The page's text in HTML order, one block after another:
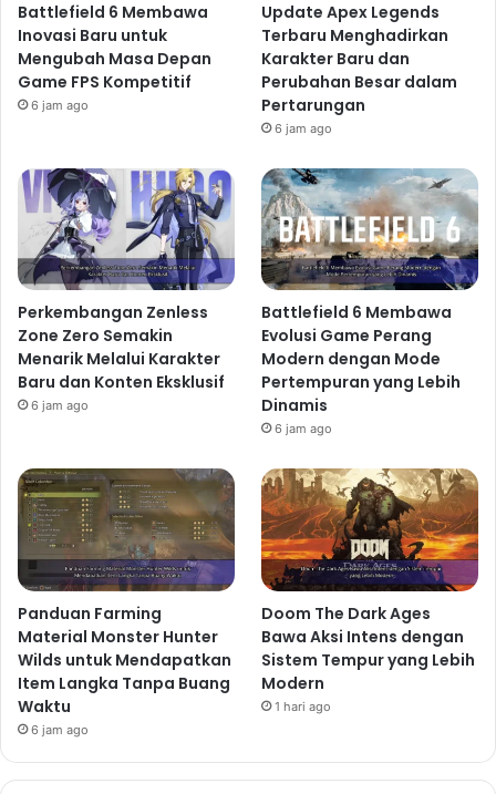
Battlefield 6 Membawa
Inovasi Baru untuk
Mengubah Masa Depan
Game FPS Kompetitif
6 jam ago
Update Apex Legends
Terbaru Menghadirkan
Karakter Baru dan
Perubahan Besar dalam
Pertarungan
6 jam ago
Perkembangan Zenless
Zone Zero Semakin
Menarik Melalui Karakter
Baru dan Konten Eksklusif
6 jam ago
Battlefield 6 Membawa
Evolusi Game Perang
Modern dengan Mode
Pertempuran yang Lebih
Dinamis
6 jam ago
Panduan Farming
Material Monster Hunter
Wilds untuk Mendapatkan
Item Langka Tanpa Buang
Waktu
6 jam ago
Doom The Dark Ages
Bawa Aksi Intens dengan
Sistem Tempur yang Lebih
Modern
1 hari ago